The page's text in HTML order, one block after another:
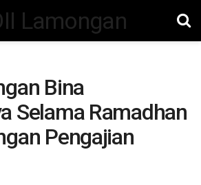
Bina
Selama Ramadhan
Pengajian